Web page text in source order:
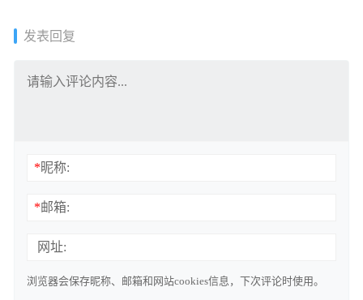
发表回复
*昵称:
*邮箱:
网址:
浏览器会保存昵称、邮箱和网站cookies信息，下次评论时使用。